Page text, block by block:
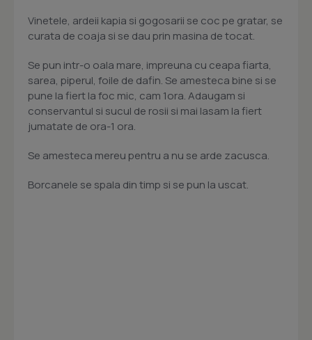
Vinetele, ardeii kapia si gogosarii se coc pe gratar, se
curata de coaja si se dau prin masina de tocat.
Se pun intr-o oala mare, impreuna cu ceapa fiarta,
sarea, piperul, foile de dafin. Se amesteca bine si se
pune la fiert la foc mic, cam 1ora. Adaugam si
conservantul si sucul de rosii si mai lasam la fiert
jumatate de ora-1 ora.
Se amesteca mereu pentru a nu se arde zacusca.
Borcanele se spala din timp si se pun la uscat.